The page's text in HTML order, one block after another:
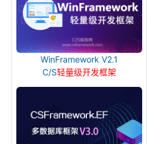
WinFramework V2.1
C/S轻量级开发框架